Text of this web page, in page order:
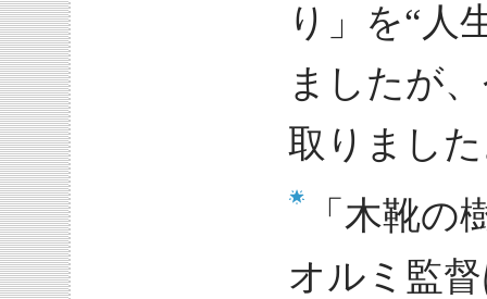
り」を“人
ましたが
取りまし
「木靴
オルミ監